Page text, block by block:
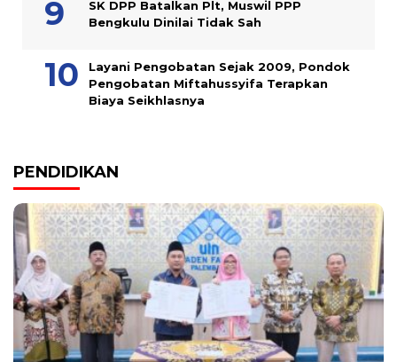
SK DPP Batalkan Plt, Muswil PPP
Bengkulu Dinilai Tidak Sah
Layani Pengobatan Sejak 2009, Pondok
Pengobatan Miftahussyifa Terapkan
Biaya Seikhlasnya
PENDIDIKAN